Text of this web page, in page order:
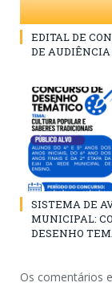
EDITAL DE
DE
SISTEMA DE
MUNICIPAL:
DESENHO
Os comentários